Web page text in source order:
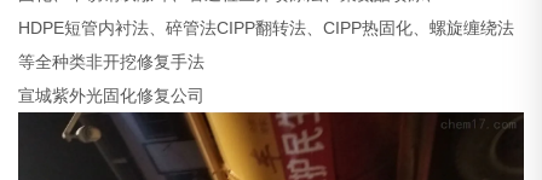
HDPE短管内衬法、碎管法CIPP翻转法、CIPP热固化、螺旋缠绕法
等全种类非开挖修复手法
宣城紫外光固化修复公司